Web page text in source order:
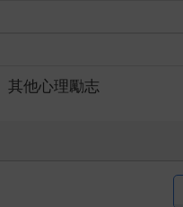
其他心理勵志